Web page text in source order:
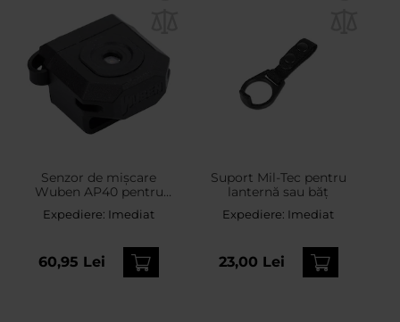
Senzor de mișcare
Wuben AP40 pentru
lanternă E7 - Black
Expediere: Imediat
60,95 Lei
Suport Mil-Tec pentru
lanternă sau băț
Expediere: Imediat
23,00 Lei